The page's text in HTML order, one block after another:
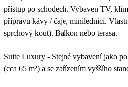
přístup po schodech. Vybaven TV,
přípravu kávy / čaje, minilednicí.
sprchový kout). Balkon nebo terasa.
Suite Luxury - Stejné vybavení jako
(cca 65 m²) a se zařízením vyššího